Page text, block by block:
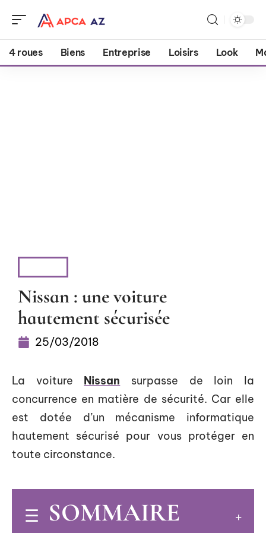
4 roues Biens Entreprise Loisirs Look
Nissan : une voiture
hautement sécurisée
25/03/2018
La voiture Nissan surpasse de loin la
concurrence en matière de sécurité. Car elle
est dotée d’un mécanisme informatique
hautement sécurisé pour vous protéger en
toute circonstance.
SOMMAIRE